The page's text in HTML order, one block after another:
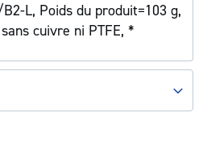
L, Poids du produit=103 g,
cuivre ni PTFE, *